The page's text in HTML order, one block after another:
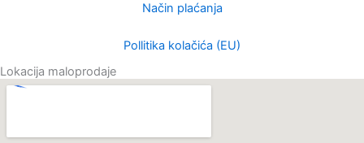
Način plaćanja
Pollitika kolačića (EU)
Lokacija maloprodaje